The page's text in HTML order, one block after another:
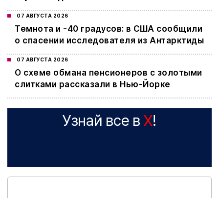
07 АВГУСТА 2026
Темнота и -40 градусов: в США сообщили
о спасении исследователя из Антарктиды
07 АВГУСТА 2026
О схеме обмана пенсионеров с золотыми
слитками рассказали в Нью-Йорке
Узнай все в X!